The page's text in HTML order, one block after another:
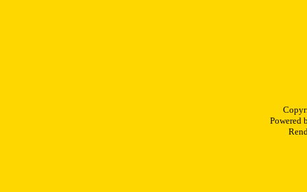
Powered